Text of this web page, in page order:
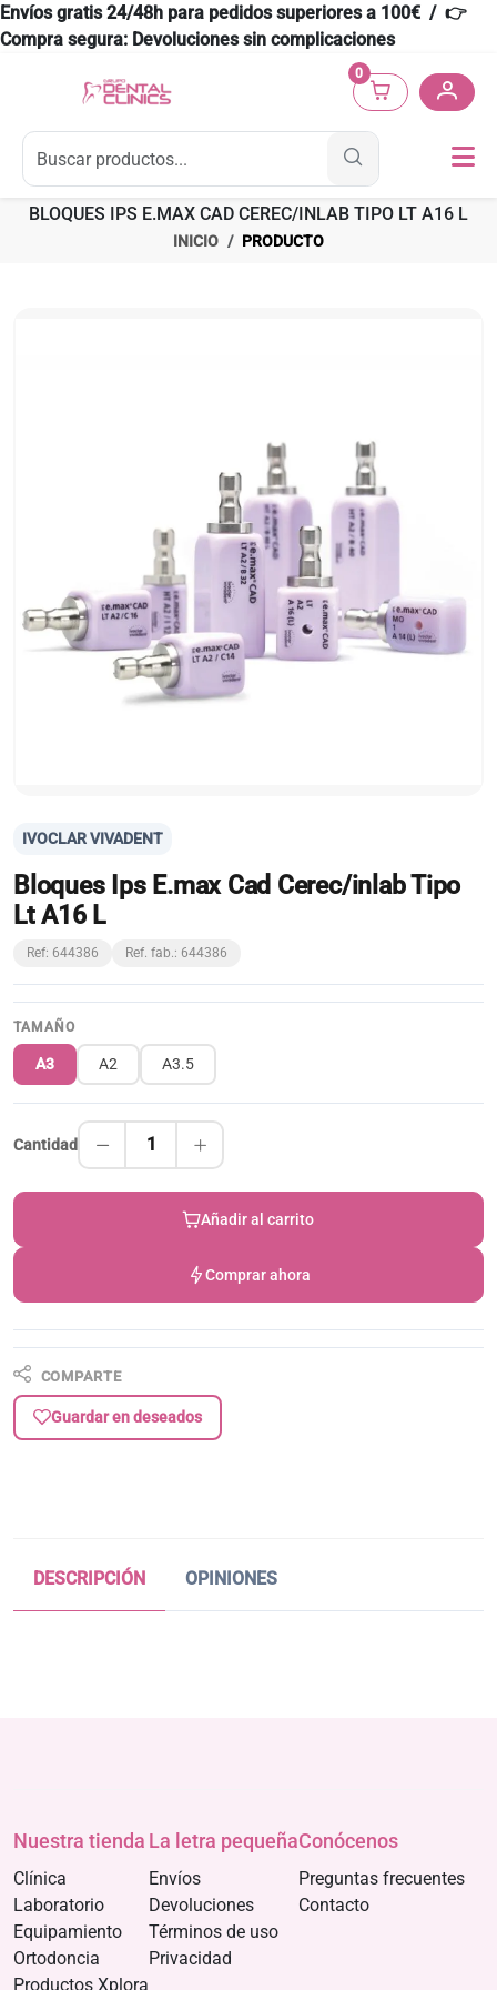
Envíos gratis 24/48h para pedidos superiores a 100€ / 👉
Compra segura: Devoluciones sin complicaciones
0
BLOQUES IPS E.MAX CAD CEREC/INLAB TIPO LT A16 L
INICIO PRODUCTO
IVOCLAR VIVADENT
Bloques Ips E.max Cad Cerec/inlab Tipo
Lt A16 L
Ref: 644386 Ref. fab.: 644386
TAMAÑO
A3 A2 A3.5
Cantidad 1
Añadir al carrito
Comprar ahora
COMPARTE
Guardar en deseados
DESCRIPCIÓN OPINIONES
Nuestra tienda
Clínica
Laboratorio
Equipamiento
Ortodoncia
Productos Xplora
La letra pequeña
Envíos
Devoluciones
Términos de uso
Privacidad
Conócenos
Preguntas frecuentes
Contacto